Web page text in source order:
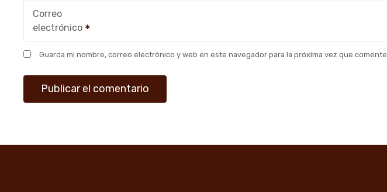
n
r
a
d
Correo
electrónico
Guarda mi nombre, correo electrónico y web en este navegador para la próxima vez que comente.